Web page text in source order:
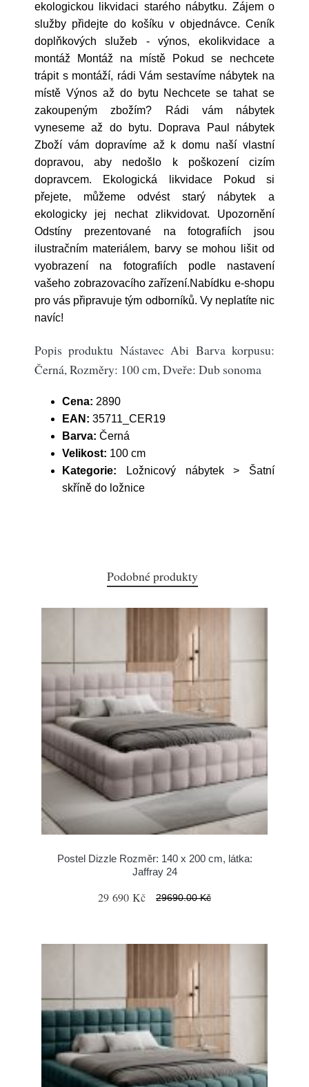
ekologickou likvidaci starého nábytku. Zájem o
služby přidejte do košíku v objednávce. Ceník
doplňkových služeb - výnos, ekolikvidace a
montáž Montáž na místě Pokud se nechcete
trápit s montáží, rádi Vám sestavíme nábytek na
místě Výnos až do bytu Nechcete se tahat se
zakoupeným zbožím? Rádi vám nábytek
vyneseme až do bytu. Doprava Paul nábytek
Zboží vám dopravíme až k domu naší vlastní
dopravou, aby nedošlo k poškození cizím
dopravcem. Ekologická likvidace Pokud si
přejete, můžeme odvést starý nábytek a
ekologicky jej nechat zlikvidovat. Upozornění
Odstíny prezentované na fotografiích jsou
ilustračním materiálem, barvy se mohou lišit od
vyobrazení na fotografiích podle nastavení
vašeho zobrazovacího zařízení.Nabídku e-shopu
pro vás připravuje tým odborníků. Vy neplatíte nic
navíc!
Popis produktu Nástavec Abi Barva korpusu:
Černá, Rozměry: 100 cm, Dveře: Dub sonoma
Cena: 2890
EAN: 35711_CER19
Barva: Černá
Velikost: 100 cm
Kategorie: Ložnicový nábytek > Šatní
skříně do ložnice
Podobné produkty
Postel Dizzle Rozměr: 140 x 200 cm, látka:
Jaffray 24
29 690 Kč 29690.00 Kč